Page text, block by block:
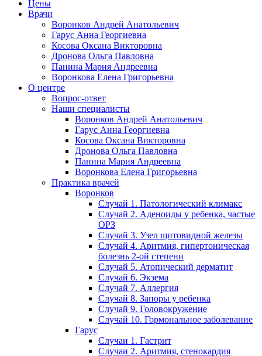
Цены
Врачи
Воронков Андрей Анатольевич
Гарус Анна Георгиевна
Косова Оксана Викторовна
Дронова Ольга Павловна
Панина Мария Андреевна
Воронкова Елена Григорьевна
О центре
Вопрос-ответ
Наши специалисты
Воронков Андрей Анатольевич
Гарус Анна Георгиевна
Косова Оксана Викторовна
Дронова Ольга Павловна
Панина Мария Андреевна
Воронкова Елена Григорьевна
Практика врачей
Воронков
Случай 1. Патологический климакс
Случай 2. Аденоиды у ребенка, частые
ОРЗ
Случай 3. Узел щитовидной железы
Случай 4. Аритмия, гипертоническая
болезнь 2-ой степени
Случай 5. Атопический дерматит
Случай 6. Экзема
Случай 7. Аллергия
Случай 8. Запоры у ребенка
Случай 9. Головокружение
Случай 10. Гормональное заболевание
Гарус
Случаи 1. Гастрит
Случаи 2. Аритмия, стенокардия